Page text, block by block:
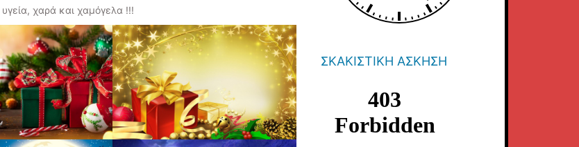
χαρά και χαμόγελα !!!
ΣΚΑΚΙΣΤΙΚΉ ΆΣΚΗΣΗ